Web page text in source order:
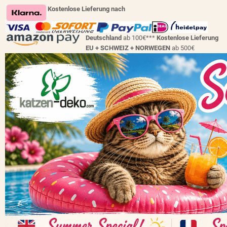
Kostenlose Lieferung nach
Deutschland ab 100€*** Kostenlose Lieferung
EU + SCHWEIZ + NORWEGEN ab 500€